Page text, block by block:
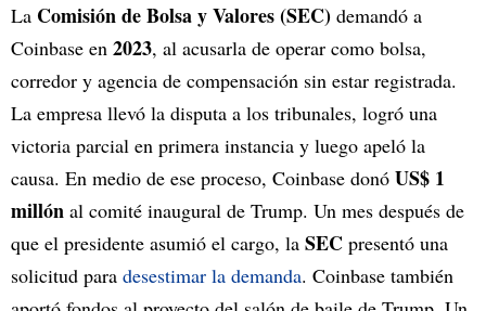
La Comisión de Bolsa y Valores (SEC) demandó a
Coinbase en 2023, al acusarla de operar como bolsa,
corredor y agencia de compensación sin estar registrada.
La empresa llevó la disputa a los tribunales, logró una
victoria parcial en primera instancia y luego apeló la
causa. En medio de ese proceso, Coinbase donó US$ 1
millón al comité inaugural de Trump. Un mes después de
que el presidente asumió el cargo, la SEC presentó una
solicitud para desestimar la demanda. Coinbase también